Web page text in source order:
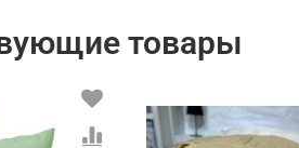
товары